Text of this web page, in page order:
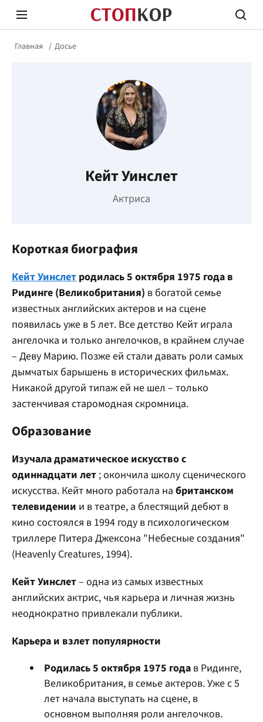
Стоп Политической Коррупции
Главная Досье
Кейт Уинслет
Актриса
Короткая биография
Кейт Уинслет родилась 5 октября 1975 года в
Ридинге (Великобритания) в богатой семье
известных английских актеров и на сцене
появилась уже в 5 лет. Все детство Кейт играла
ангелочка и только ангелочков, в крайнем случае
– Деву Марию. Позже ей стали давать роли самых
дымчатых барышень в исторических фильмах.
Никакой другой типаж ей не шел – только
застенчивая старомодная скромница.
Образование
Изучала драматическое искусство с
одиннадцати лет ; окончила школу сценического
искусства. Кейт много работала на британском
телевидении и в театре, а блестящий дебют в
кино состоялся в 1994 году в психологическом
триллере Питера Джексона "Небесные создания"
(Heavenly Creatures, 1994).
Кейт Уинслет– одна из самых известных
английских актрис, чья карьера и личная жизнь
неоднократно привлекали публики.
Карьера и взлет популярности
Родилась 5 октября 1975 года в Ридинге,
Великобритания, в семье актеров. Уже с 5
лет начала выступать на сцене, в
основном выполняя роли ангелочков.